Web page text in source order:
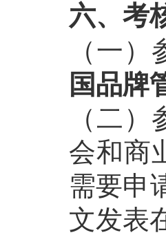
六、考
（一
国品牌
（二
会和商
需要申
文发表